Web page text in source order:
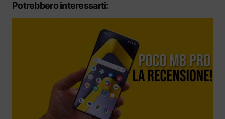
Potrebbero interessarti: